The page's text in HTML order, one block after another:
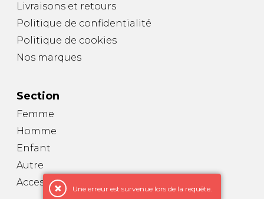
Livraisons et retours
Politique de confidentialité
Politique de cookies
Nos marques
Section
Femme
Homme
Enfant
Autre
Accessoires
Une erreur est survenue lors de la requête.